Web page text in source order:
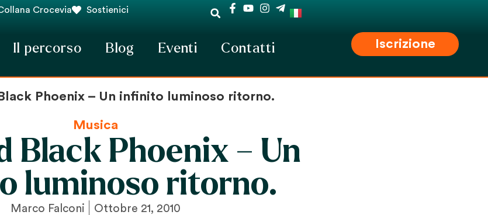
Crocevia Sostienici
Il percorso Blog Eventi Contatti Iscrizione
Phoenix – Un infinito luminoso ritorno.
Musica
Black Phoenix – Un
luminoso ritorno.
Marco Falconi Ottobre 21, 2010